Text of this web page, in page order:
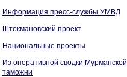
Информация пресс-службы УМВД
Штокмановский проект
Национальные проекты
Из оперативной сводки Мурманской
таможни